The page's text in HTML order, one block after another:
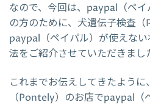
なので、今回は、paypal（ペ
の方のために、犬遺伝子検査
paypal（ペイパル）が使えな
法をご紹介させていただきまし
これまでお伝えしてきたよう
（Pontely）のお店でpaypal（